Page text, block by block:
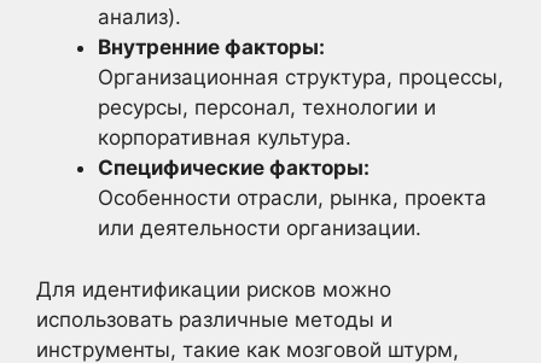
анализ).
Внутренние факторы:
Организационная структура, процессы,
ресурсы, персонал, технологии и
корпоративная культура.
Специфические факторы:
Особенности отрасли, рынка, проекта
или деятельности организации.
Для идентификации рисков можно
использовать различные методы и
инструменты, такие как мозговой штурм,